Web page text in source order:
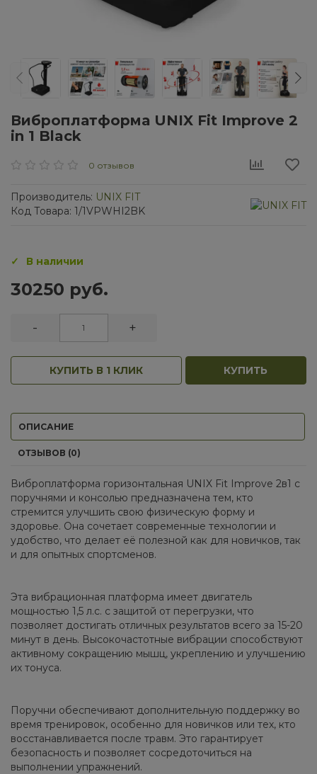
Виброплатформа UNIX Fit Improve 2
in 1 Black
0 отзывов
Производитель: UNIX FIT
Код Товара: 1/1VPWHI2BK
В наличии
30250 руб.
- +
КУПИТЬ В 1 КЛИК КУПИТЬ
ОПИСАНИЕ
ОТЗЫВОВ (0)
Виброплатформа горизонтальная UNIX Fit Improve 2в1 с
поручнями и консолью предназначена тем, кто
стремится улучшить свою физическую форму и
здоровье. Она сочетает современные технологии и
удобство, что делает её полезной как для новичков, так
и для опытных спортсменов.
Эта вибрационная платформа имеет двигатель
мощностью 1,5 л.с. с защитой от перегрузки, что
позволяет достигать отличных результатов всего за 15-20
минут в день. Высокочастотные вибрации способствуют
активному сокращению мышц, укреплению и улучшению
их тонуса.
Поручни обеспечивают дополнительную поддержку во
время тренировок, особенно для новичков или тех, кто
восстанавливается после травм. Это гарантирует
безопасность и позволяет сосредоточиться на
выполнении упражнений.